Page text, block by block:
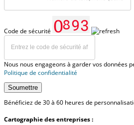
Code de sécurité
Nous nous engageons à garder vos données
Politique de confidentialité
Soumettre
Bénéficiez de 30 à 60 heures de
Cartographie des entreprises :